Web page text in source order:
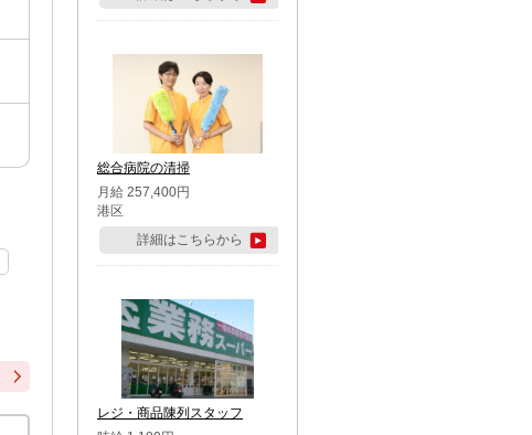
総合病院の清掃
月給 257,400円
港区
詳細はこちらから
レジ・商品陳列スタッフ